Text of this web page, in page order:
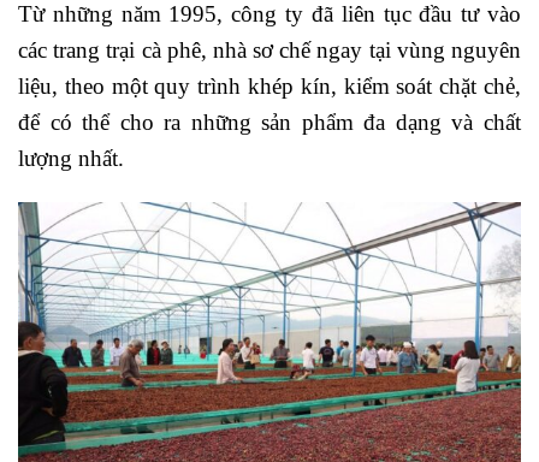
Từ những năm 1995, công ty đã liên tục đầu tư vào
các trang trại cà phê, nhà sơ chế ngay tại vùng nguyên
liệu, theo một quy trình khép kín, kiểm soát chặt chẻ,
để có thể cho ra những sản phẩm đa dạng và chất
lượng nhất.